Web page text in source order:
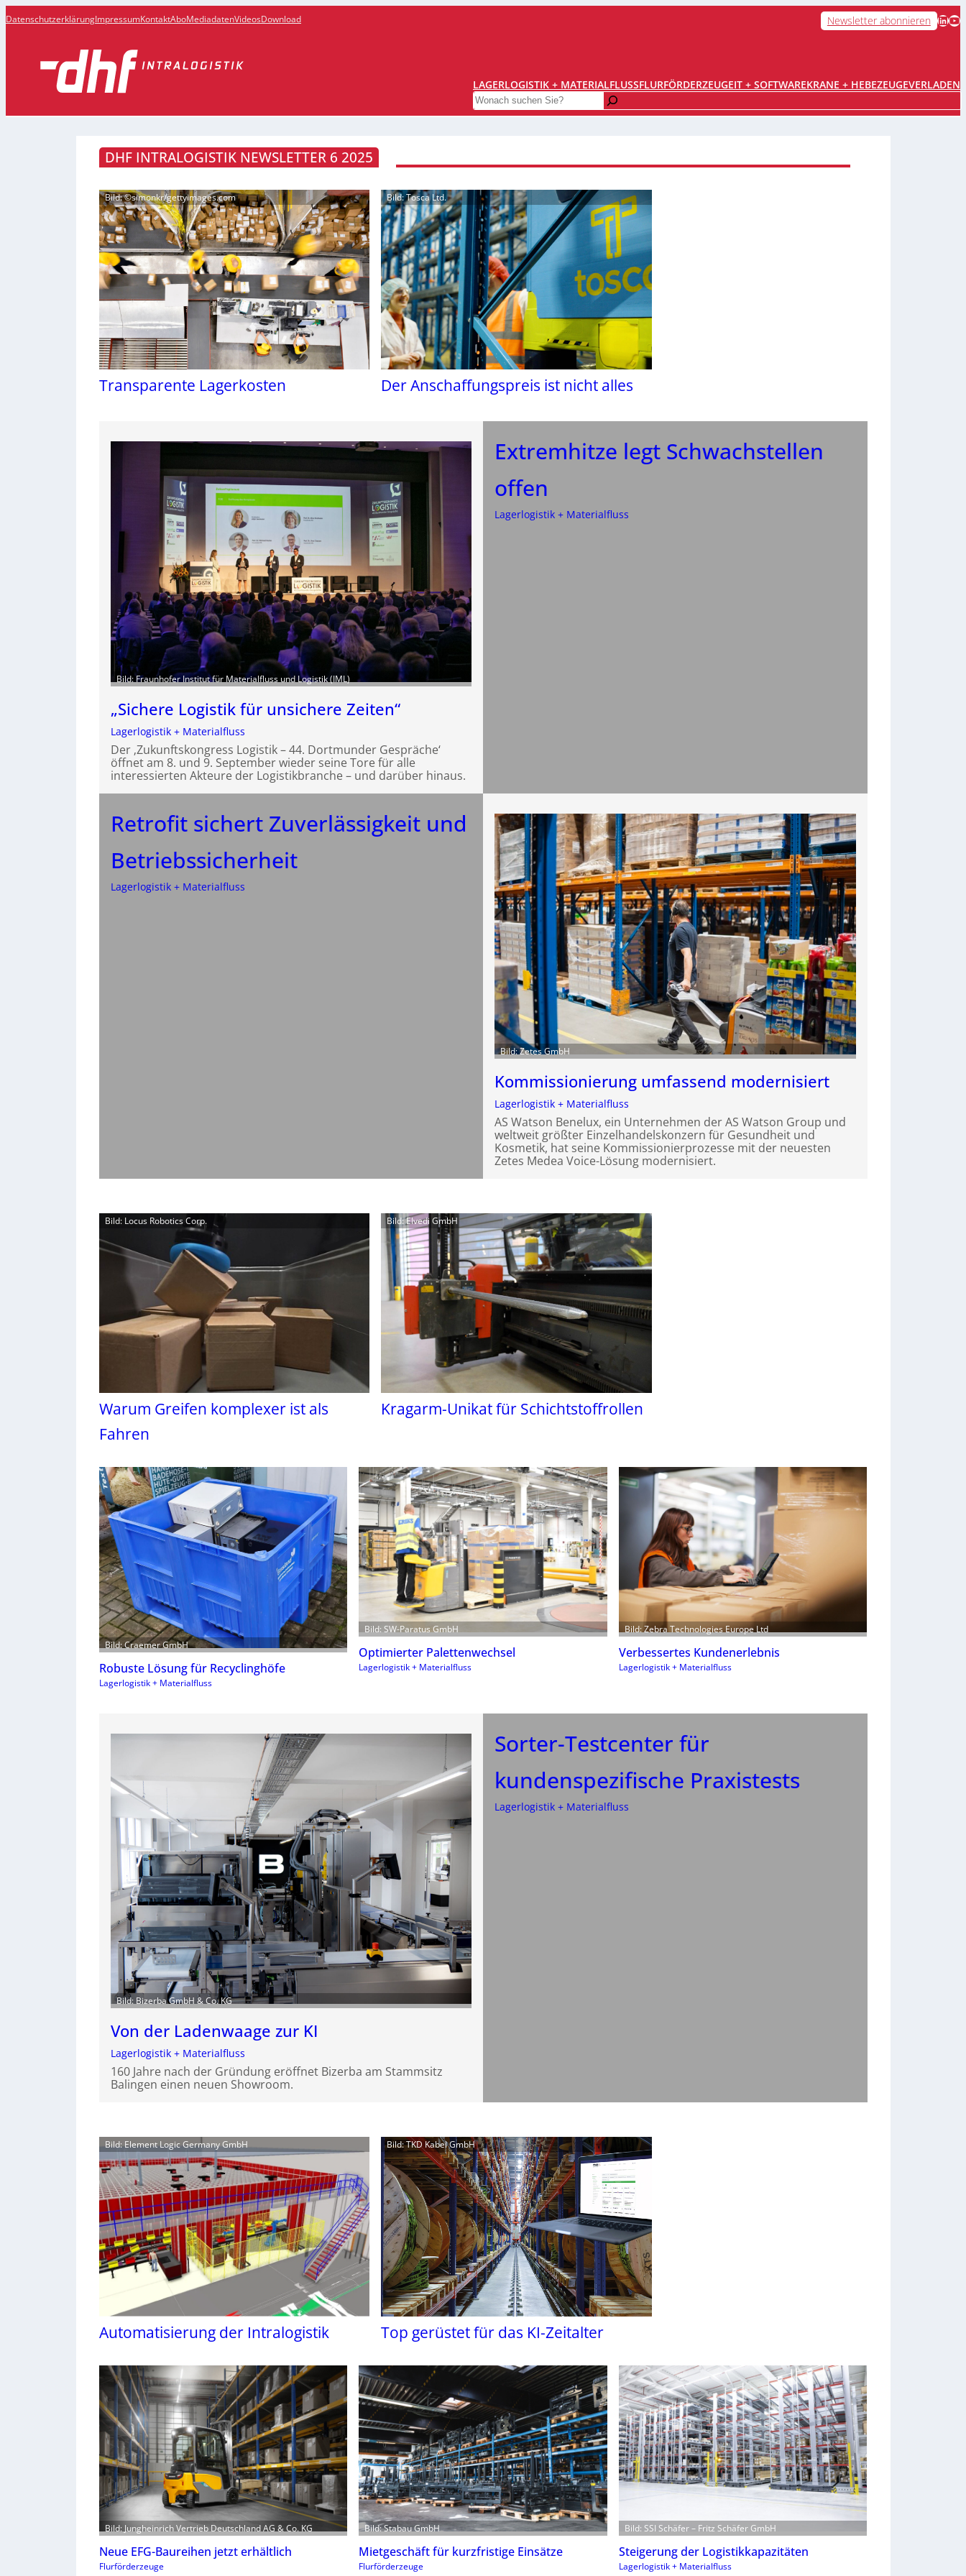
DatenschutzerklärungImpressumKontaktAboMediadatenVideosDownload Newsletter abonnieren LinkedIn YouTube
LAGERLOGISTIK + MATERIALFLUSSFLURFÖRDERZEUGEIT + SOFTWAREKRANE + HEBEZEUGEVERLADEN
Search
DHF INTRALOGISTIK NEWSLETTER 6 2025
Bild: ©simonkr/gettyimages.com
Transparente Lagerkosten
Bild: Tosca Ltd.
Der Anschaffungspreis ist nicht alles
Bild: Fraunhofer Institut für Materialfluss und Logistik (IML)
„Sichere Logistik für unsichere Zeiten“
Lagerlogistik + Materialfluss
Der ‚Zukunftskongress Logistik – 44. Dortmunder Gespräche‘
öffnet am 8. und 9. September wieder seine Tore für alle
interessierten Akteure der Logistikbranche – und darüber hinaus.
Extremhitze legt Schwachstellen
offen
Lagerlogistik + Materialfluss
Retrofit sichert Zuverlässigkeit und
Betriebssicherheit
Lagerlogistik + Materialfluss
Bild: Zetes GmbH
Kommissionierung umfassend modernisiert
Lagerlogistik + Materialfluss
AS Watson Benelux, ein Unternehmen der AS Watson Group und
weltweit größter Einzelhandelskonzern für Gesundheit und
Kosmetik, hat seine Kommissionierprozesse mit der neuesten
Zetes Medea Voice-Lösung modernisiert.
Bild: Locus Robotics Corp.
Warum Greifen komplexer ist als
Fahren
Bild: Elvedi GmbH
Kragarm-Unikat für Schichtstoffrollen
Bild: Craemer GmbH
Robuste Lösung für Recyclinghöfe
Lagerlogistik + Materialfluss
Bild: SW-Paratus GmbH
Optimierter Palettenwechsel
Lagerlogistik + Materialfluss
Bild: Zebra Technologies Europe Ltd
Verbessertes Kundenerlebnis
Lagerlogistik + Materialfluss
Bild: Bizerba GmbH & Co. KG
Von der Ladenwaage zur KI
Lagerlogistik + Materialfluss
160 Jahre nach der Gründung eröffnet Bizerba am Stammsitz
Balingen einen neuen Showroom.
Sorter-Testcenter für
kundenspezifische Praxistests
Lagerlogistik + Materialfluss
Bild: Element Logic Germany GmbH
Automatisierung der Intralogistik
Bild: TKD Kabel GmbH
Top gerüstet für das KI-Zeitalter
Bild: Jungheinrich Vertrieb Deutschland AG & Co. KG
Neue EFG-Baureihen jetzt erhältlich
Flurförderzeuge
Bild: Stabau GmbH
Mietgeschäft für kurzfristige Einsätze
Flurförderzeuge
Bild: SSI Schäfer – Fritz Schäfer GmbH
Steigerung der Logistikkapazitäten
Lagerlogistik + Materialfluss